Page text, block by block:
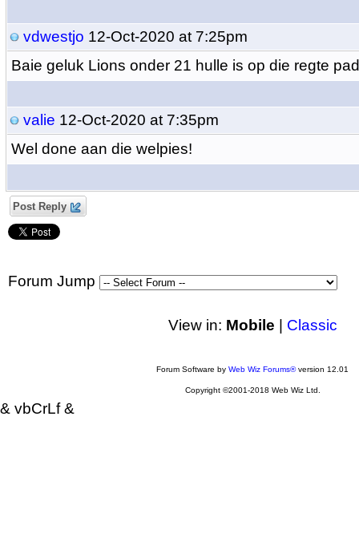
vdwestjo 12-Oct-2020 at 7:25pm
Baie geluk Lions onder 21 hulle is op die regte
valie 12-Oct-2020 at 7:35pm
Wel done aan die welpies!
Post Reply
Forum Jump
View in: Mobile Classic
Forum Software by Web Wiz Forums®version 12.01
Copyright ©2001-2018 Web Wiz Ltd.
& vbCrLf &